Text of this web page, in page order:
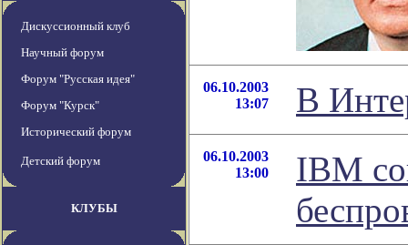
Дискуссионный клуб
Научный форум
Форум "Русская идея"
Форум "Курск"
Исторический форум
Детский форум
КЛУБЫ
06.10.2003
13:07
В
06.10.2003
13:00
IBM